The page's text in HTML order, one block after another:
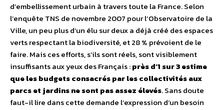
d’embellissement urbain à travers toute la France. Selon
l’enquête TNS de novembre 2007 pour l’Observatoire de la
Ville, un peu plus d’un élu sur deux a déjà créé des espaces
verts respectant la biodiversité, et 28 % prévoient de le
faire. Mais ces efforts, s’ils sont réels, sont visiblement
insuffisants aux yeux des Français :près d’1 sur 3 estime
que les budgets consacrés par les collectivités aux
parcs et jardins ne sont pas assez élevés. Sans doute
faut-il lire dans cette demande l’expression d’un besoin